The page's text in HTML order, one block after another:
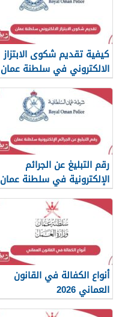
كيفية تقديم شكوى الابتزاز
الالكتروني في سلطنة عمان
رقم التبليغ عن الجرائم
الإلكترونية في سلطنة عمان
2026
أنواع الكفالة في القانون
العماني 2026